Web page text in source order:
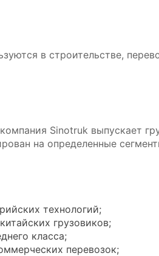
в строительстве,
Sinotruk выпускает
на определенные
технологий;
грузовиков;
класса;
перевозок;